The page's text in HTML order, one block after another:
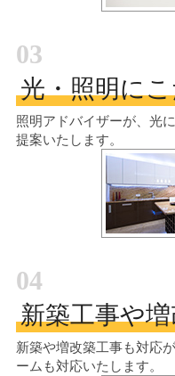
03
光・照明に
照明アドバイザーが、光
提案いたします。
04
新築工事や
新築や増改築工事も対応
ームも対応いたします。